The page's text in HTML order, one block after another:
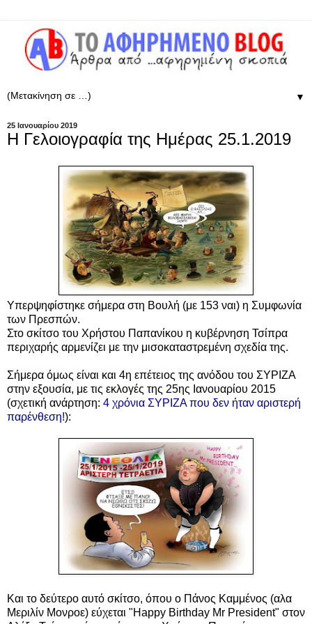
▼
25 Ιανουαρίου 2019
Η Γελοιογραφία της Ημέρας 25.1.2019
Υπερψηφίστηκε σήμερα στη Βουλή (με 153 ναι) η Συμφωνία
των Πρεσπών.
Στο σκίτσο του Χρήστου Παπανίκου η κυβέρνηση Τσίπρα
περιχαρής αρμενίζει με την μισοκαταστρεμένη σχεδία της.
Σήμερα όμως είναι και 4η επέτειος της ανόδου του ΣΥΡΙΖΑ
στην εξουσία, με τις εκλογές της 25ης Ιανουαρίου 2015
(σχετική ανάρτηση: 4 χρόνια ΣΥΡΙΖΑ που δεν ήταν αριστερή
παρένθεση!):
Και το δεύτερο αυτό σκίτσο, όπου ο Πάνος Καμμένος (αλα
Μεριλίν Μονροε) εύχεται "Happy Birthday Mr President" στον